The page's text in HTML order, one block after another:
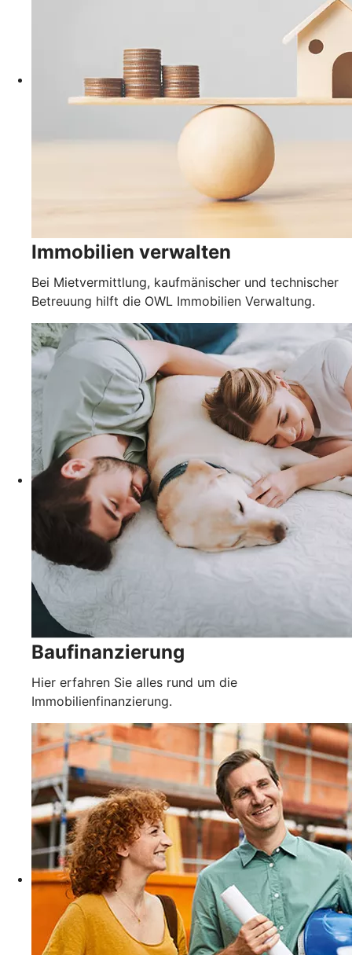
Immobilien verwalten
Bei Mietvermittlung, kaufmänischer und technischer
Betreuung hilft die OWL Immobilien Verwaltung.
Baufinanzierung
Hier erfahren Sie alles rund um die
Immobilienfinanzierung.